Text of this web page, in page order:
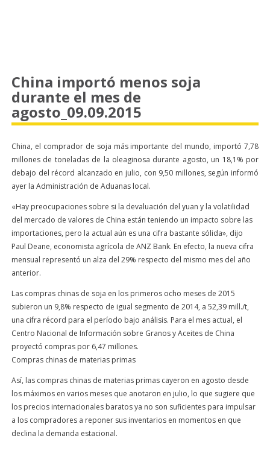
China importó menos soja
durante el mes de
agosto_09.09.2015
China, el comprador de soja más importante del mundo, importó 7,78
millones de toneladas de la oleaginosa durante agosto, un 18,1% por
debajo del récord alcanzado en julio, con 9,50 millones, según informó
ayer la Administración de Aduanas local.
«Hay preocupaciones sobre si la devaluación del yuan y la volatilidad
del mercado de valores de China están teniendo un impacto sobre las
importaciones, pero la actual aún es una cifra bastante sólida», dijo
Paul Deane, economista agrícola de ANZ Bank. En efecto, la nueva cifra
mensual representó un alza del 29% respecto del mismo mes del año
anterior.
Las compras chinas de soja en los primeros ocho meses de 2015
subieron un 9,8% respecto de igual segmento de 2014, a 52,39 mill./t,
una cifra récord para el período bajo análisis. Para el mes actual, el
Centro Nacional de Información sobre Granos y Aceites de China
proyectó compras por 6,47 millones.
Compras chinas de materias primas
Así, las compras chinas de materias primas cayeron en agosto desde
los máximos en varios meses que anotaron en julio, lo que sugiere que
los precios internacionales baratos ya no son suficientes para impulsar
a los compradores a reponer sus inventarios en momentos en que
declina la demanda estacional.